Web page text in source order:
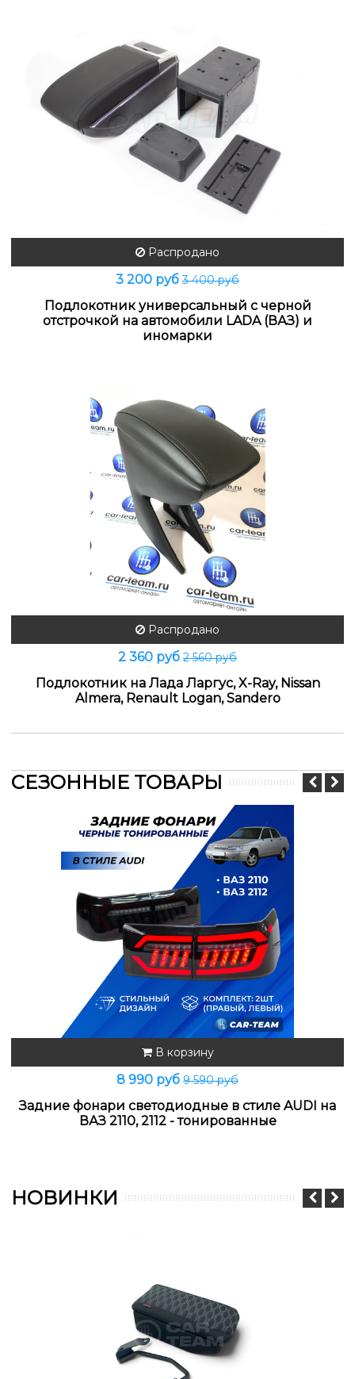
Распродано
3 200 руб3 400 руб
Подлокотник универсальный с черной
отстрочкой на автомобили LADA (ВАЗ) и
иномарки
Распродано
2 360 руб 2 560 руб
Подлокотник на Лада Ларгус, X-Ray, Nissan
Almera, Renault Logan, Sandero
СЕЗОННЫЕ ТОВАРЫ
В корзину
8 990 руб 9 590 руб
Задние фонари светодиодные в стиле AUDI на
ВАЗ 2110, 2112 - тонированные
НОВИНКИ